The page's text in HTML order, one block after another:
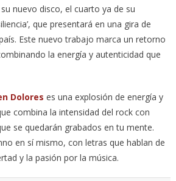
nuevo disco, el cuarto ya de su
que presentará en una gira de
Este nuevo trabajo marca un retorno
la energía y autenticidad que
Dolores es una explosión de energía y
combina la intensidad del rock con
se quedarán grabados en tu mente.
en sí mismo, con letras que hablan de
y la pasión por la música.